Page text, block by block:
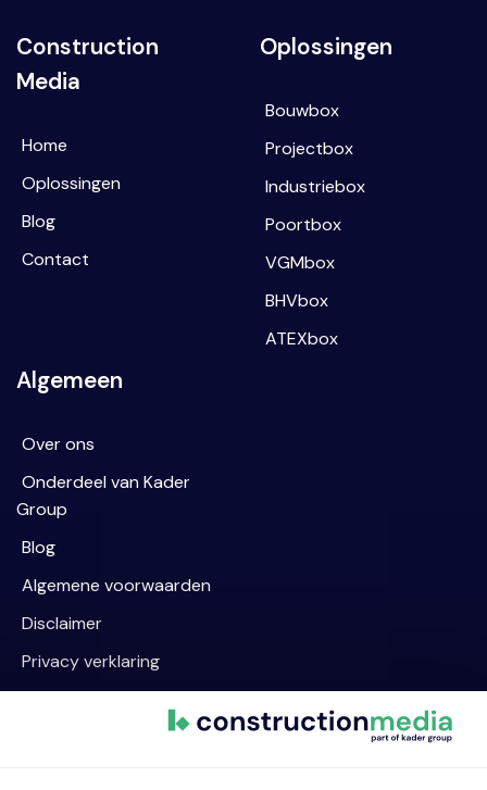
Construction
Media
Home
Oplossingen
Blog
Contact
Oplossingen
Bouwbox
Projectbox
Industriebox
Poortbox
VGMbox
BHVbox
ATEXbox
Algemeen
Over ons
Onderdeel van Kader
Group
Blog
Algemene voorwaarden
Disclaimer
Privacy verklaring
Cookievoorkeur wijzigen
Contact informatie